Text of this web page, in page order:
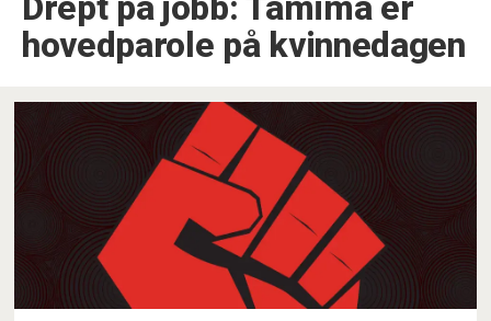
hovedparole på kvinnedagen